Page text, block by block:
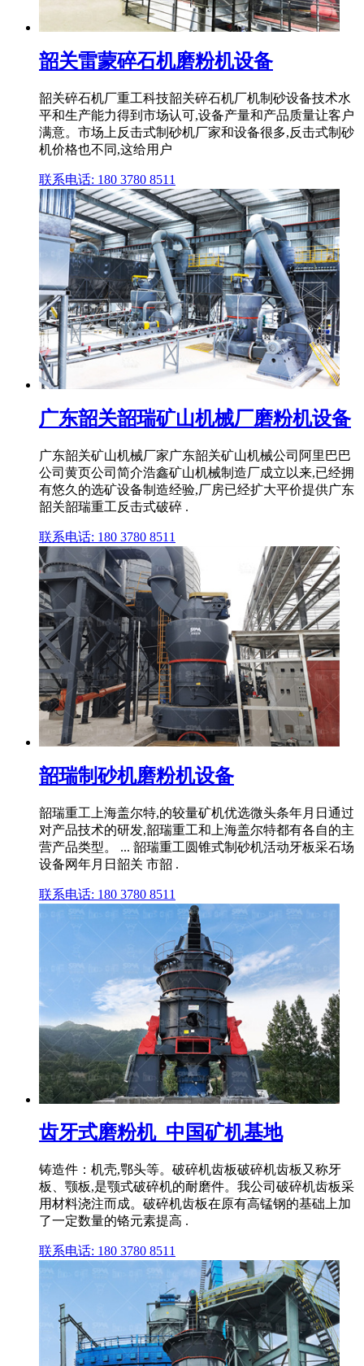
韶关雷蒙碎石机磨粉机设备
韶关碎石机厂重工科技韶关碎石机厂机制砂设备技术水
平和生产能力得到市场认可,设备产量和产品质量让客户
满意。市场上反击式制砂机厂家和设备很多,反击式制砂
机价格也不同,这给用户
联系电话: 180 3780 8511
广东韶关韶瑞矿山机械厂磨粉机设备
广东韶关矿山机械厂家广东韶关矿山机械公司阿里巴巴
公司黄页公司简介浩鑫矿山机械制造厂成立以来,已经拥
有悠久的选矿设备制造经验,厂房已经扩大平价提供广东
韶关韶瑞重工反击式破碎 .
联系电话: 180 3780 8511
韶瑞制砂机磨粉机设备
韶瑞重工上海盖尔特,的较量矿机优选微头条年月日通过
对产品技术的研发,韶瑞重工和上海盖尔特都有各自的主
营产品类型。 ... 韶瑞重工圆锥式制砂机活动牙板采石场
设备网年月日韶关 市韶 .
联系电话: 180 3780 8511
齿牙式磨粉机_中国矿机基地
铸造件：机壳,鄂头等。破碎机齿板破碎机齿板又称牙
板、颚板,是颚式破碎机的耐磨件。我公司破碎机齿板采
用材料浇注而成。破碎机齿板在原有高锰钢的基础上加
了一定数量的铬元素提高 .
联系电话: 180 3780 8511